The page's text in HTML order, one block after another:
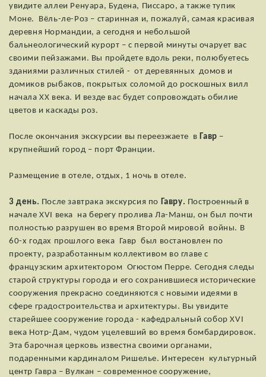
увидите аллеи Ренуара, Будена, Писсаро, а также тупик
Моне. Вёль-ле-Роз – старинная и, пожалуй, самая красивая
деревня Нормандии, а сегодня и небольшой
бальнеологический курорт – с первой минуты очарует вас
своими пейзажами. Вы пройдете вдоль реки, полюбуетесь
зданиями различных стилей - от деревянных домов и
домиков рыбаков, покрытых соломой до роскошных вилл
начала XX века. И везде вас будет сопровождать обилие
цветов и каскады роз.
После окончания экскурсии вы переезжаете в Гавр –
крупнейший город – порт Франции.
Размещение в отеле, отдых, 1 ночь в отеле.
3 день. После завтрака экскурсия по Гавру. Построенный в
начале XVI века на берегу пролива Ла-Манш, он был почти
полностью разрушен во время Второй мировой войны. В
60-х годах прошлого века Гавр был востановлен по
проекту, разработанным коллективом во главе с
французским архитектором Огюстом Перре. Сегодня следы
старой структуры города и его сохранившиеся исторические
сооружения прекрасно соединяются с новыми идеями в
сфере градостроительства и архитектуры. Вы увидите
старейшее сооружение города - кафедральный собор XVI
века Нотр-Дам, чудом уцелевший во время бомбардировок.
Эта барочная церковь известна своими органами,
подаренными кардиналом Ришелье. Интересен культурный
центр Гавра – Вулкан – современное сооружение,